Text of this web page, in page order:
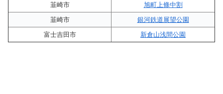
韮崎市
旭町上條中割
韮崎市
銀河鉄道展望公園
富士吉田市
新倉山浅間公園